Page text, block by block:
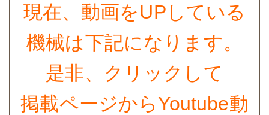
現在、動画をUPしている
機械は下記になります。
是非、クリックして
掲載ページからYoutube動